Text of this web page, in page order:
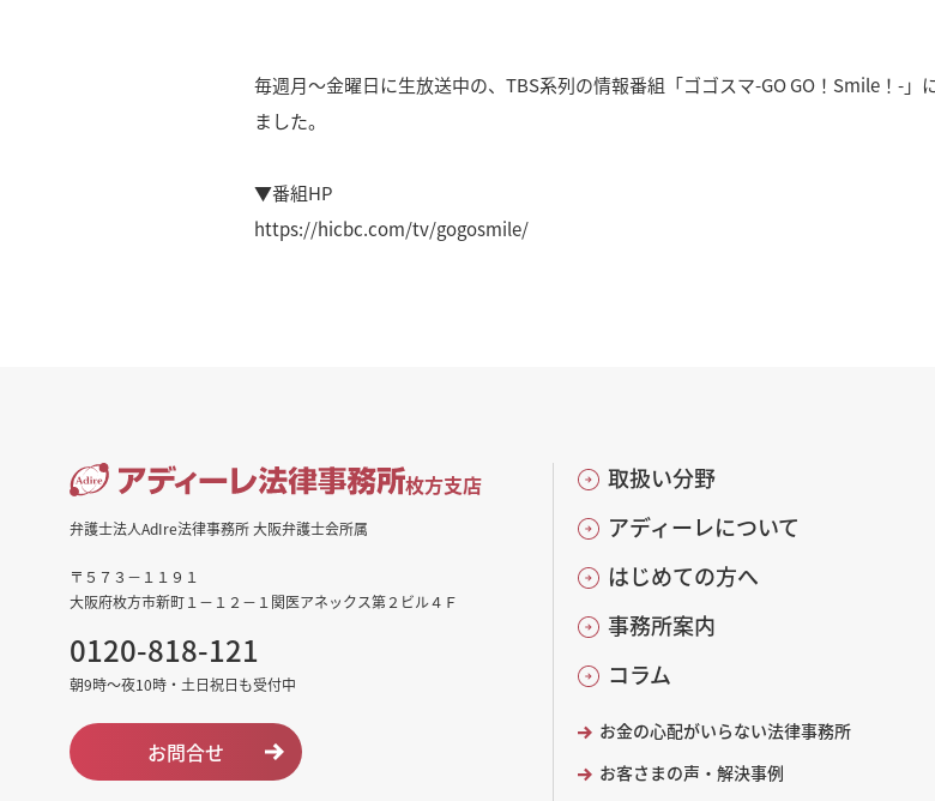
毎週月～金曜日に生放送中の、TBS系列の情報番組「ゴゴスマ-GO GO！Smile！-
ました。
▼番組HP
https://hicbc.com/tv/gogosmile/
枚方支店
弁護士法人AdIre法律事務所 大阪弁護士会所属
〒５７３－１１９１
大阪府枚方市新町１－１２－１関医アネックス第２ビル４Ｆ
0120-818-121
朝9時～夜10時・土日祝日も受付中
お問合せ
取扱い分野
アディーレについて
はじめての方へ
事務所案内
コラム
お金の心配がいらない法律事務所
お客さまの声・解決事例